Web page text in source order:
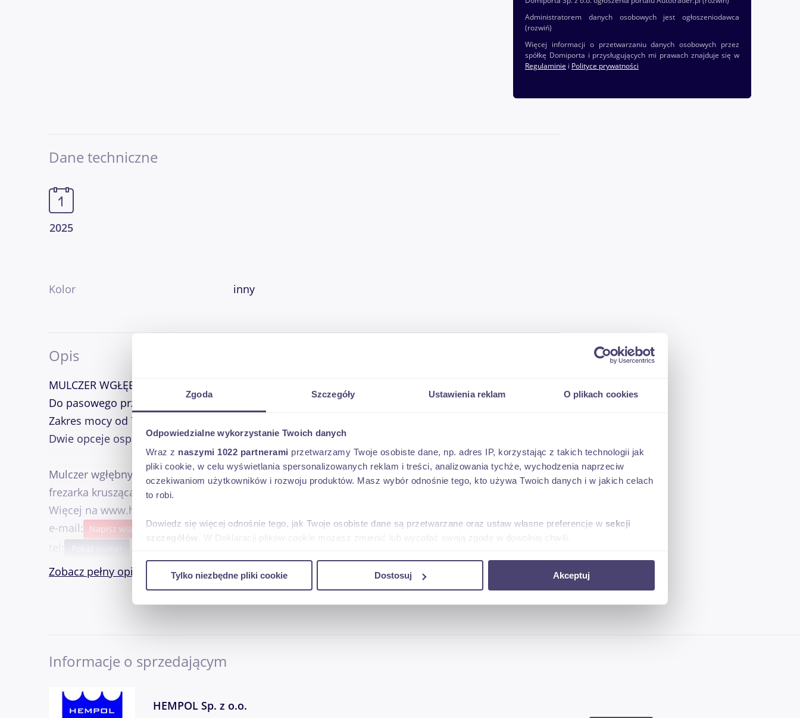
Zgoda Szczegóły Ustawienia reklam O plikach cookies
Odpowiedzialne wykorzystanie Twoich danych
Wraz z naszymi 1022 partnerami przetwarzamy Twoje osobiste dane, np. adres IP, korzystając z takich technologii jak
pliki cookie, w celu wyświetlania spersonalizowanych reklam i treści, analizowania tychże, wychodzenia naprzeciw
oczekiwaniom użytkowników i rozwoju produktów. Masz wybór odnośnie tego, kto używa Twoich danych i w jakich celach
to robi.
Dowiedz się więcej odnośnie tego, jak Twoje osobiste dane są przetwarzane oraz ustaw własne preferencje w sekcji
szczegółów . W Deklaracji plików cookie możesz zmienić lub wycofać swoją zgodę w dowolnej chwili.
ruch w naszej witrynie. Informacje o tym, jak korzystasz z naszej witryny, udostępniamy partnerom społecznościowym,
Tylko niezbędne pliki cookie Dostosuj Akceptuj
Administratorem danych osobowych jest ogłoszeniodawca
(rozwiń)
Więcej informacji o przetwarzaniu danych osobowych przez
spółkę Domiporta i przysługujących mi prawach znajduje się w
Regulaminie i Polityce prywatności
Dane techniczne
2025
Kolor inny
Opis
MULCZER WGŁĘBNY, REKULTYWATOR, FREZ WGŁĘBNY MERICRUSHER MJH-0.8 DT
Do pasowego przygotowania gleby. Szerokość robocza 74cm
Zakres mocy od 70 do 150KM głebokość robocza do 30cm.
Dwie opceje osprzętu roboczego - frezy.
Mulczer wgłębny, frez leśny do prac wgłębnych ,rekultywator,
frezarka krusząca, rozdrabniacz.
Więcej na www.hempol.pl lub telefonicznie.
e-mail:
Napisz wiadomość
tel;
Zobacz pełny opis
Informacje o sprzedającym
HEMPOL Sp. z o.o.